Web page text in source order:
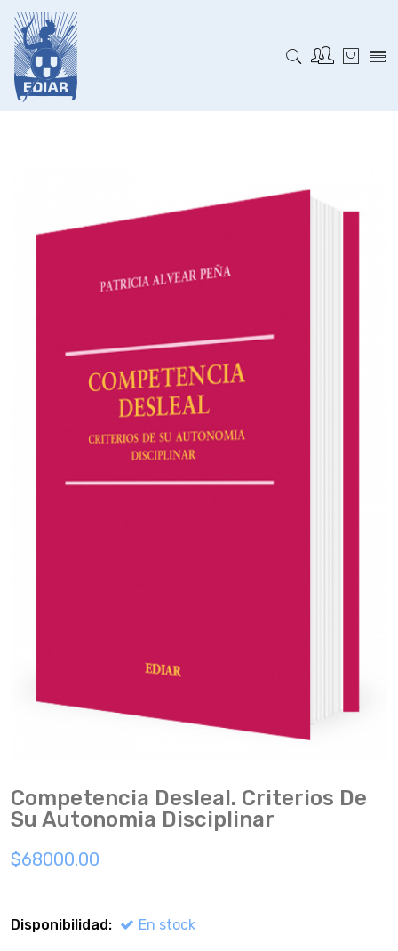
Competencia Desleal. Criterios De
Su Autonomia Disciplinar
$68000.00
Disponibilidad: En stock